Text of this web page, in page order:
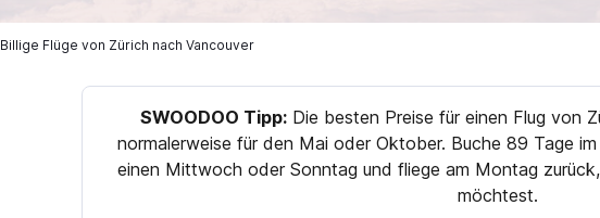
Billige Flüge von Zürich nach Vancouver
SWOODOO Tipp:Die besten Preise für einen Flug von
normalerweise für den Mai oder Oktober. Buche 89 Tage
einen Mittwoch oder Sonntag und fliege am Montag
möchtest.